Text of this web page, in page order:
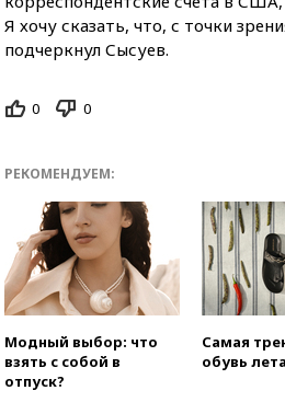
Я хочу сказать, что, с точки
подчеркнул Сысуев.
0 0
РЕКОМЕНДУЕМ:
Модный выбор: что
взять с собой в
отпуск?
Самая
обувь